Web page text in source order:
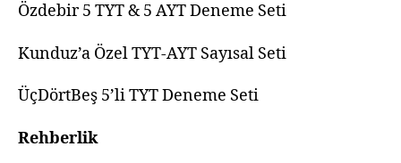
Özdebir 5 TYT & 5 AYT Deneme Seti
Kunduz’a Özel TYT-AYT Sayısal Seti
ÜçDörtBeş 5’li TYT Deneme Seti
Rehberlik